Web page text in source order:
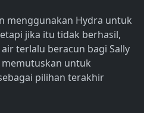
menggunakan Hydra untuk
jika itu tidak berhasil,
terlalu beracun bagi Sally
untuk
pilihan terakhir